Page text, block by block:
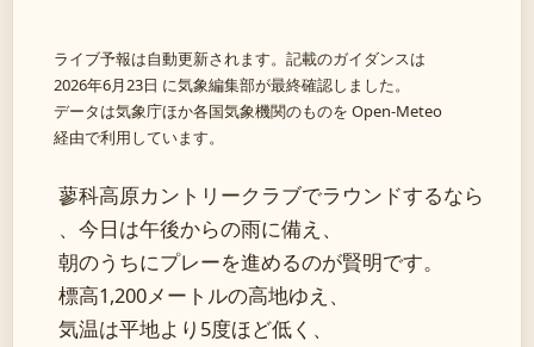
ライブ予報は自動更新されます。記載のガイダンスは
2026年6月23日 に気象編集部が最終確認しました。
データは気象庁ほか各国気象機関のものを Open-Meteo
経由で利用しています。
蓼科高原カントリークラブでラウンドするなら
、今日は午後からの雨に備え、
朝のうちにプレーを進めるのが賢明です。
標高1,200メートルの高地ゆえ、
気温は平地より5度ほど低く、